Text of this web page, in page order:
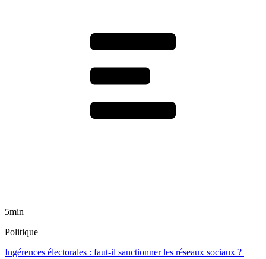
5min
Politique
Ingérences électorales : faut-il sanctionner les réseaux sociaux ?